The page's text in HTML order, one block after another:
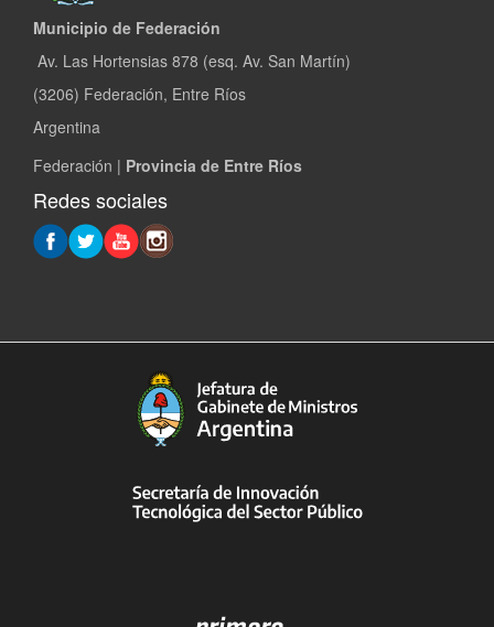
Municipio de Federación
Av. Las Hortensias 878 (esq. Av. San Martín)
(3206) Federación, Entre Ríos
Argentina
Federación | Provincia de Entre Ríos
Redes sociales